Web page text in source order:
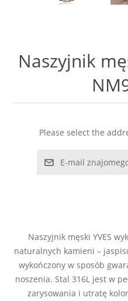
LABRADORYT
MASA PERŁOWA
RODOCHROZYT
TURMALIN
Naszyjnik
Please select the
E-mail
Naszyjnik męski YVES
naturalnych kamieni –
wykończony w sposób
noszenia. Stal 316L jest w
zarysowania i utratę